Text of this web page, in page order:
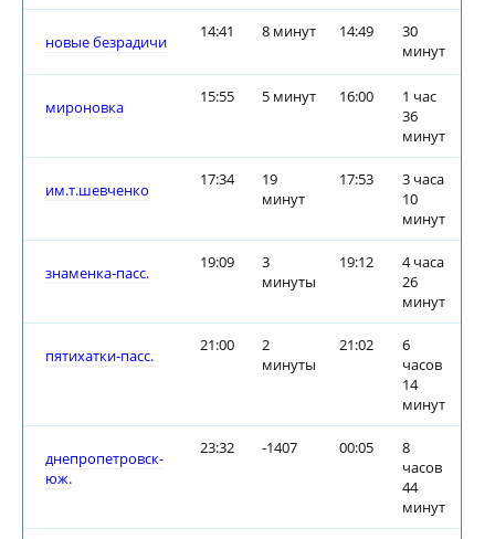
новые безрадичи
14:41 8 минут 14:49
30
минут
мироновка
15:55 5 минут 16:00
1 час
36
минут
им.т.шевченко
17:34
19
минут
17:53
3 часа
10
минут
знаменка-пасс.
19:09
3
минуты
19:12
4 часа
26
минут
пятихатки-пасс.
21:00
2
минуты
21:02
6
часов
14
минут
днепропетровск-
юж.
23:32 -1407 00:05
8
часов
44
минут